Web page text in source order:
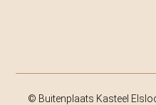
© Buitenplaats Kasteel